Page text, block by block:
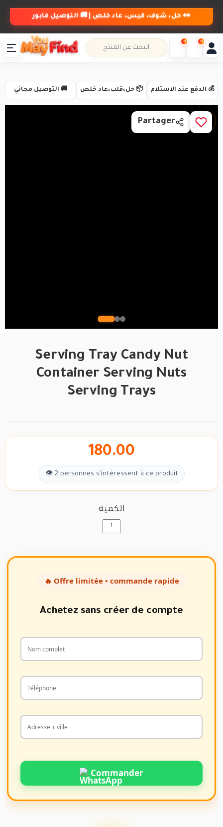
👀 حل، شوف، قيس، عاد خلص | 🚚 التوصيل فابور
Serving Tray Candy Nut
Container Serving Nuts
Serving Trays
🚚 التوصيل مجاني 📦 حل،قلب،عاد خلص 💰 الدفع عند الاستلام
1 / 3
Partager
180.00
👁 2 personnes s'intéressent à ce produit
الكمية
🔥 Offre limitée • commande rapide
Achetez sans créer de compte
Commander
0 0